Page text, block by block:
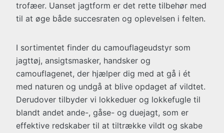
trofæer. Uanset jagtform er det rette tilbehør med
til at øge både succesraten og oplevelsen i felten.
I sortimentet finder du camouflageudstyr som
jagttøj, ansigtsmasker, handsker og
camouflagenet, der hjælper dig med at gå i ét
med naturen og undgå at blive opdaget af vildtet.
Derudover tilbyder vi lokkeduer og lokkefugle til
blandt andet ande-, gåse- og duejagt, som er
effektive redskaber til at tiltrække vildt og skabe